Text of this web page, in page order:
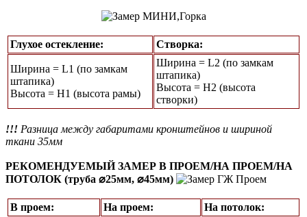
Глухое остекление: Створка:
Ширина = L1 (по замкам
штапика)
Высота = Н1 (высота рамы)
Ширина = L2 (по замкам
штапика)
Высота = H2 (высота
створки)
!!! Разница между габаритами кронштейнов и шириной
ткани 35мм
РЕКОМЕНДУЕМЫЙ ЗАМЕР В ПРОЕМ/НА ПРОЕМ/НА
ПОТОЛОК (труба ⌀25мм, ⌀45мм)
В проем: На проем: На потолок: